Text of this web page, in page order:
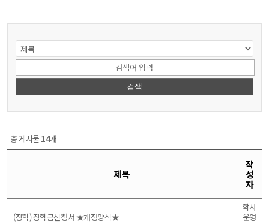
검색
총 게시물 14개
제목
작
성
자
일
(장학) 장학금신청서 ★개정양식★
학사
운영